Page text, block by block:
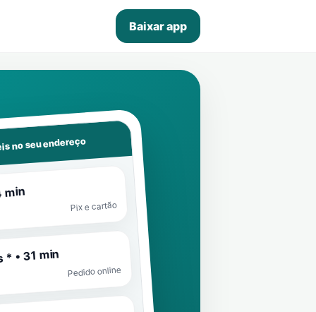
Baixar app
no seu endereço
min
Pix e cartão
• 31 min
Pedido online